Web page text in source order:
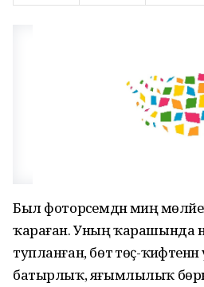
Был фоторәсемдән миңә
ҡараған. Уның ҡарашында
тупланған, бөтә төҫ-
батырлыҡ, яғымлылыҡ